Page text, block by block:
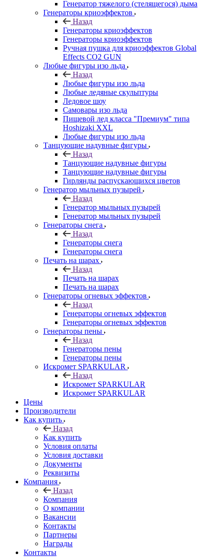
Генератор тяжелого (стелящегося) дыма
Генераторы криоэффектов
Назад
Генераторы криоэффектов
Генераторы криоэффектов
Ручная пушка для криоэффектов Global
Effects CO2 GUN
Любые фигуры изо льда
Назад
Любые фигуры изо льда
Любые ледяные скульптуры
Ледовое шоу
Самовары изо льда
Пищевой лед класса "Премиум" типа
Hoshizaki XXL
Любые фигуры изо льда
Танцующие надувные фигуры
Назад
Танцующие надувные фигуры
Танцующие надувные фигуры
Гирлянды распускающихся цветов
Генератор мыльных пузырей
Назад
Генератор мыльных пузырей
Генератор мыльных пузырей
Генераторы снега
Назад
Генераторы снега
Генераторы снега
Печать на шарах
Назад
Печать на шарах
Печать на шарах
Генераторы огневых эффектов
Назад
Генераторы огневых эффектов
Генераторы огневых эффектов
Генераторы пены
Назад
Генераторы пены
Генераторы пены
Искромет SPARKULAR
Назад
Искромет SPARKULAR
Искромет SPARKULAR
Цены
Производители
Как купить
Назад
Как купить
Условия оплаты
Условия доставки
Документы
Реквизиты
Компания
Назад
Компания
О компании
Вакансии
Контакты
Партнеры
Награды
Контакты